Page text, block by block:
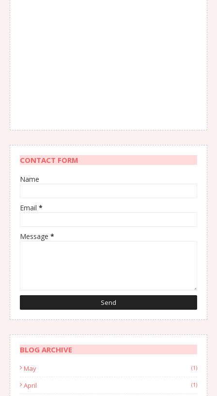
CONTACT FORM
Name
Email *
Message *
BLOG ARCHIVE
May (1)
April (1)